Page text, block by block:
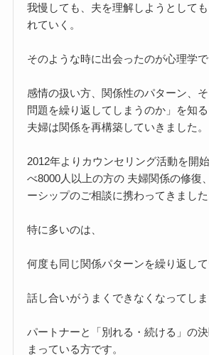
我慢しても、夫を理解しようとして
れていく。
そのような時に出会ったのが心理学で
感情の扱い方、関係性のパターン、
問題を繰り返してしまうのか」を知
夫婦は関係を再構築していきました。
2012年よりカウンセリング活動を開
べ8000人以上の方の 夫婦関係の修復
ーシップのご相談に携わってきました
特に多いのは、
何度も同じ関係パターンを繰り返し
話し合いがうまくできなくなってし
パートナーと「別れる・続ける」の
まっている方です。